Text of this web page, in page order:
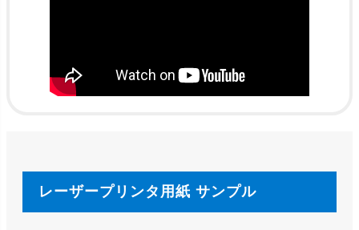
レーザープリンタ用紙 サンプル